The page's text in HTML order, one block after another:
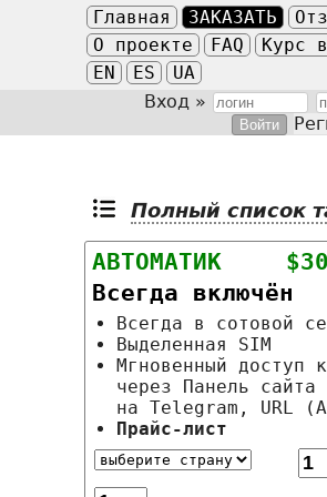
Главная ЗАКАЗАТЬ
О проекте
FAQ
Курс
EN
ES
UA
Вход »
Полный список
АВТОМАТИК
Всегда включён
Всегда в сотовой
Выделенная SIM
Мгновенный доступ к
через Панель сайта
на Telegram, URL
Прайс-лист